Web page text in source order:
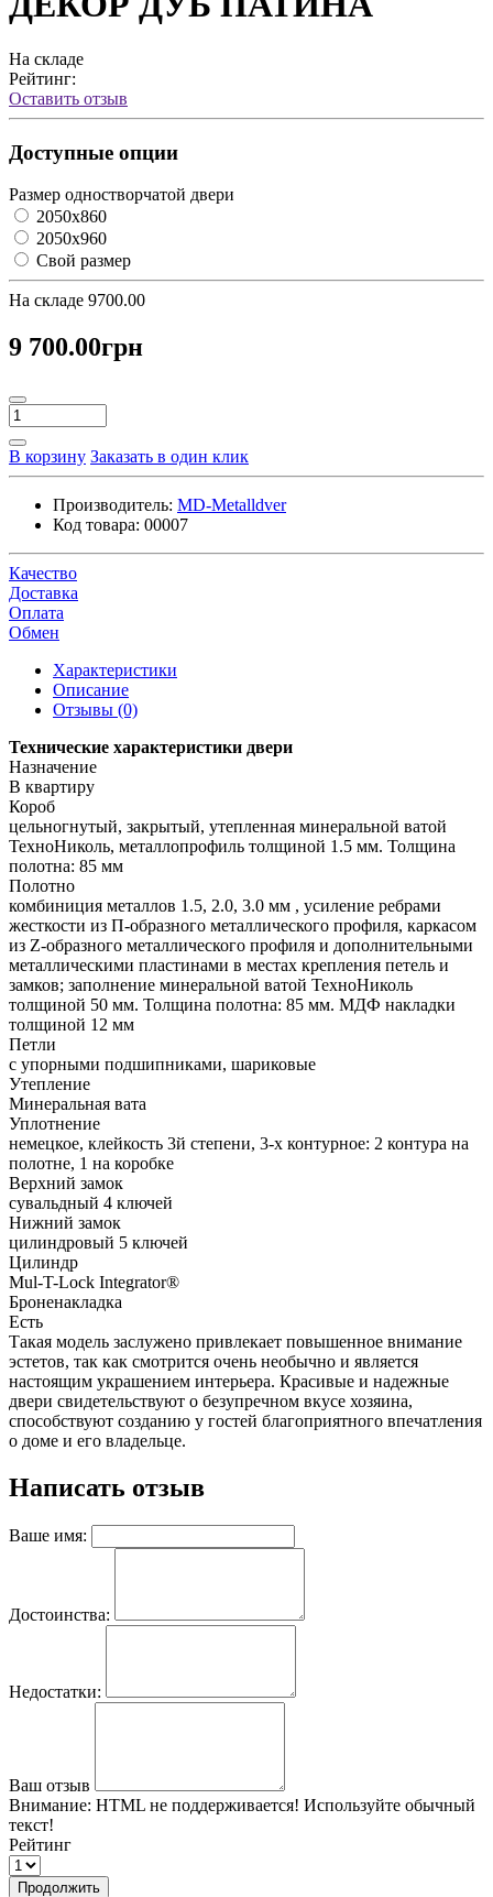
На складе
Рейтинг:
Оставить отзыв
Доступные опции
Размер одностворчатой двери
2050х860
2050х960
Свой размер
На складе 9700.00
9 700.00грн
В корзину Заказать в один клик
Производитель: MD-Metalldver
Код товара: 00007
Качество
Доставка
Оплата
Обмен
Характеристики
Описание
Отзывы (0)
Технические характеристики двери
Назначение
В квартиру
Короб
цельногнутый, закрытый, утепленная минеральной ватой
ТехноНиколь, металлопрофиль толщиной 1.5 мм. Толщина
полотна: 85 мм
Полотно
комбиниция металлов 1.5, 2.0, 3.0 мм , усиление ребрами
жесткости из П-образного металлического профиля, каркасом
из Z-образного металлического профиля и дополнительными
металлическими пластинами в местах крепления петель и
замков; заполнение минеральной ватой ТехноНиколь
толщиной 50 мм. Толщина полотна: 85 мм. МДФ накладки
толщиной 12 мм
Петли
с упорными подшипниками, шариковые
Утепление
Минеральная вата
Уплотнение
немецкое, клейкость 3й степени, 3-х контурное: 2 контура на
полотне, 1 на коробке
Верхний замок
сувальдный 4 ключей
Нижний замок
цилиндровый 5 ключей
Цилиндр
Mul-T-Lock Integrator®
Броненакладка
Есть
Такая модель заслужено привлекает повышенное внимание
эстетов, так как смотрится очень необычно и является
настоящим украшением интерьера. Красивые и надежные
двери свидетельствуют о безупречном вкусе хозяина,
способствуют созданию у гостей благоприятного впечатления
о доме и его владельце.
Написать отзыв
Ваше имя:
Достоинства:
Недостатки:
Ваш отзыв
Внимание: HTML не поддерживается! Используйте обычный
текст!
Рейтинг
Продолжить